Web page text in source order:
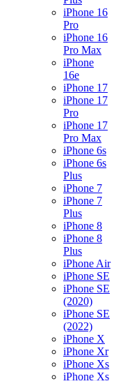
iPhone 16
Pro
iPhone 16
Pro Max
iPhone
16e
iPhone 17
iPhone 17
Pro
iPhone 17
Pro Max
iPhone 6s
iPhone 6s
Plus
iPhone 7
iPhone 7
Plus
iPhone 8
iPhone 8
Plus
iPhone Air
iPhone SE
iPhone SE
(2020)
iPhone SE
(2022)
iPhone X
iPhone Xr
iPhone Xs
iPhone Xs